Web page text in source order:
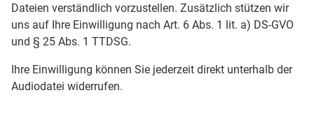
Dateien verständlich vorzustellen. Zusätzlich stützen wir
uns auf Ihre Einwilligung nach Art. 6 Abs. 1 lit. a) DS-GVO
und § 25 Abs. 1 TTDSG.
Ihre Einwilligung können Sie jederzeit direkt unterhalb der
Audiodatei widerrufen.